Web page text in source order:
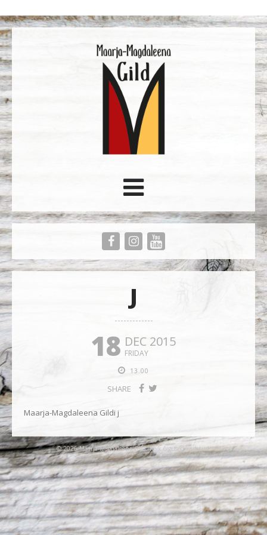
J
18 DEC 2015
FRIDAY
13.00
SHARE
Maarja-Magdaleena Gildi j
© 2026 Maarja-Magdaleena Gild. Kõik õigused kaitstud.